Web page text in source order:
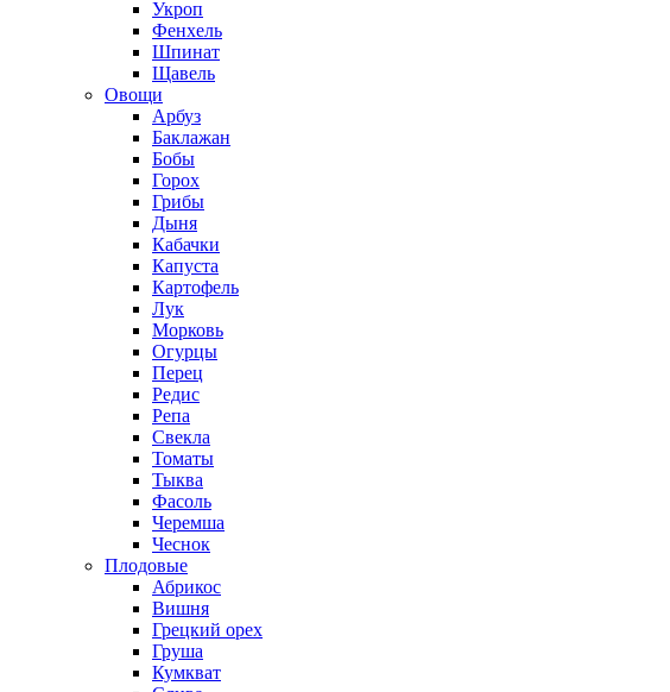
Укроп
Фенхель
Шпинат
Щавель
Овощи
Арбуз
Баклажан
Бобы
Горох
Грибы
Дыня
Кабачки
Капуста
Картофель
Лук
Морковь
Огурцы
Перец
Редис
Репа
Свекла
Томаты
Тыква
Фасоль
Черемша
Чеснок
Плодовые
Абрикос
Вишня
Грецкий орех
Груша
Кумкват